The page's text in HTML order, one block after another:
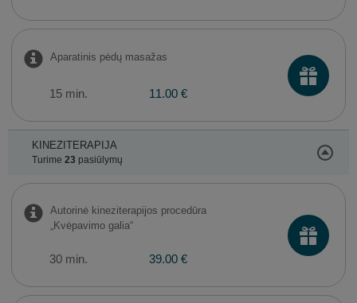
Aparatinis pėdų masažas
15 min. 11.00 €
KINEZITERAPIJA
Turime 23 pasiūlymų
Autorinė kineziterapijos procedūra
„Kvėpavimo galia“
30 min. 39.00 €